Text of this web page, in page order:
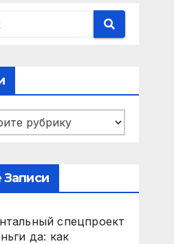
спецпроект
да: как